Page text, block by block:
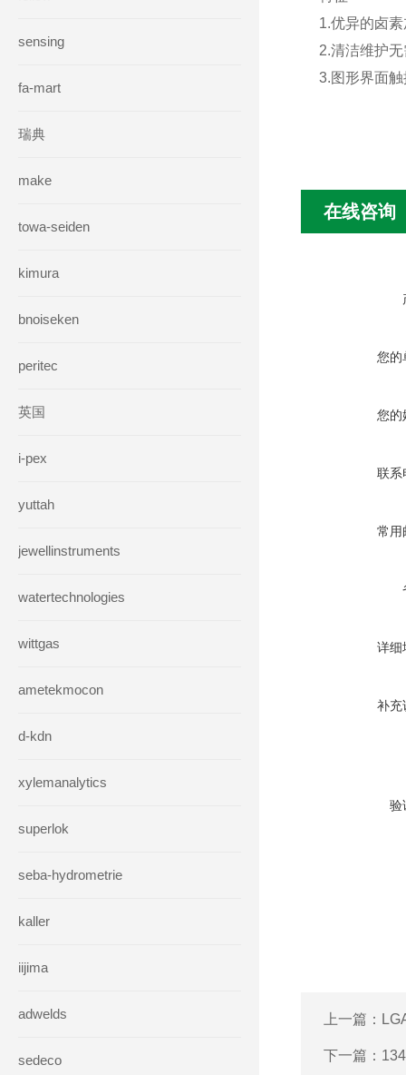
sensing
fa-mart
瑞典
make
towa-seiden
kimura
bnoiseken
peritec
英国
i-pex
yuttah
jewellinstruments
watertechnologies
wittgas
ametekmocon
d-kdn
xylemanalytics
superlok
seba-hydrometrie
kaller
iijima
adwelds
sedeco
1.优异的卤
2.清洁维护
3.图形界面
在线咨询
您的
您的
联系
常用
详细
补充
验
上一篇：
下一篇：